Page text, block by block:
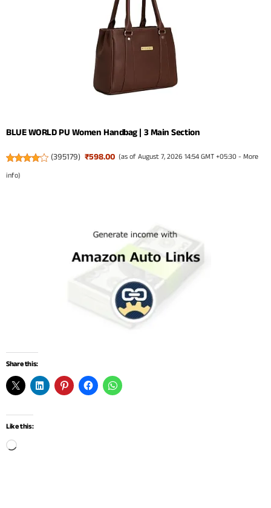
BLUE WORLD PU Women Handbag | 3 Main Section
(395179) ₹598.00 (as of August 7, 2026 14:54 GMT +05:30 -More
info)
Share this:
Like this: